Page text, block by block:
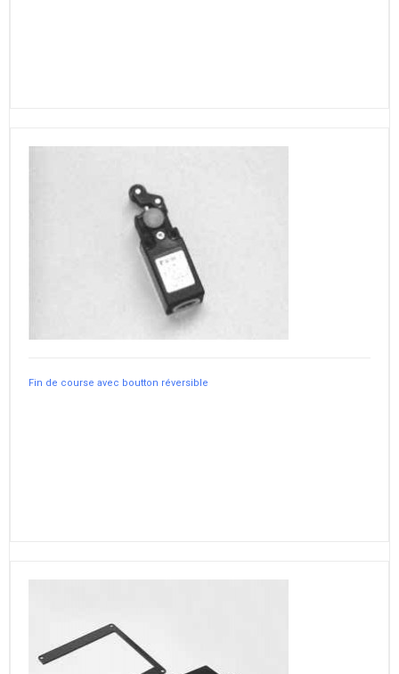
Fin de course avec boutton réversible